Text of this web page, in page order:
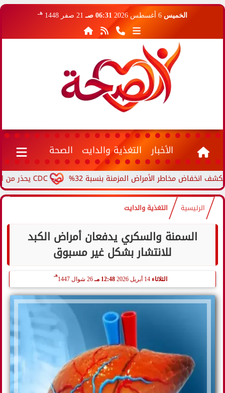
الخميس 06:31 صـ 21 صفر 1448 هـ
الأخبار التغذية والدايت الصحة
CDC يحذر من ارتفاع حالات حمى الأرانب.. مرض نادر ينتقل من الحيوانات... مخاطر الأمراض المزمنة بنسبة 32%
الرئيسية التغذية والدايت
السمنة والسكري يدفعان أمراض الكبد
للانتشار بشكل غير مسبوق
الثلاثاء 12:48 مـ 26 شوال 1447
هـ